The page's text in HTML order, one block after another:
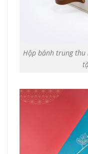
Hộp bánh trung thu